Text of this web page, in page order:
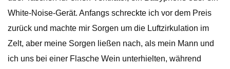
White-Noise-Gerät. Anfangs schreckte ich vor dem Preis
zurück und machte mir Sorgen um die Luftzirkulation im
Zelt, aber meine Sorgen ließen nach, als mein Mann und
ich uns bei einer Flasche Wein unterhielten, während